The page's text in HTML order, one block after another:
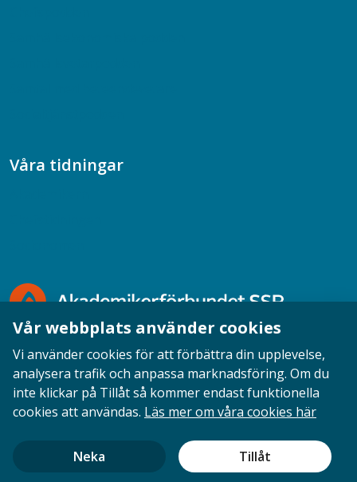
Våra tidningar
Opinion English Personuppgifter Cookies
Ansvarig utgivare: Cecilia Sandahl
Vår webbplats använder cookies
Vi använder cookies för att förbättra din upplevelse,
analysera trafik och anpassa marknadsföring. Om du
inte klickar på Tillåt så kommer endast funktionella
cookies att användas. Läs mer om våra cookies här
Neka Tillåt